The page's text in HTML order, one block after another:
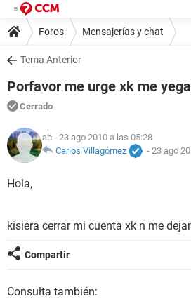
Foros Mensajerías y chat
Tema Anterior
Porfavor me urge xk me
Cerrado
ab - 23 ago 2010 a las 05:28
Carlos Villagómez
- 23 ago
Hola,
kisiera cerrar mi cuenta xk n me
Compartir
Consulta también: